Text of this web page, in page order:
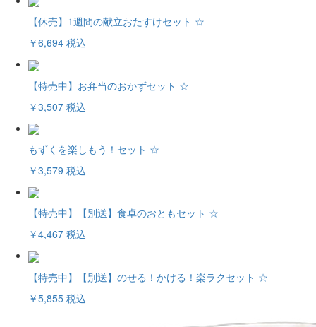
【休売】1週間の献立おたすけセット ☆
￥6,694 税込
【特売中】お弁当のおかずセット ☆
￥3,507 税込
もずくを楽しもう！セット ☆
￥3,579 税込
【特売中】【別送】食卓のおともセット ☆
￥4,467 税込
【特売中】【別送】のせる！かける！楽ラクセット ☆
￥5,855 税込